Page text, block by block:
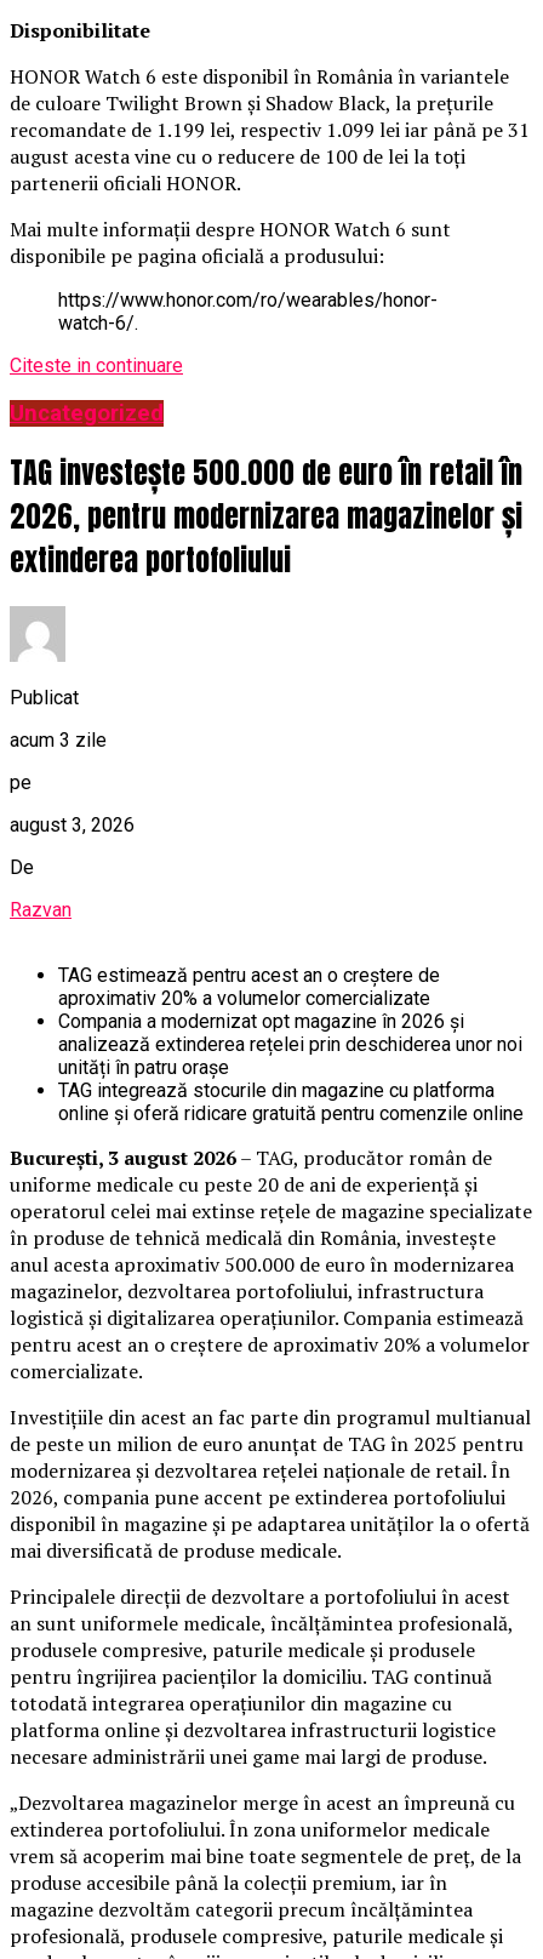
Disponibilitate
HONOR Watch 6 este disponibil în România în variantele
de culoare Twilight Brown și Shadow Black, la prețurile
recomandate de 1.199 lei, respectiv 1.099 lei iar până pe 31
august acesta vine cu o reducere de 100 de lei la toți
partenerii oficiali HONOR.
Mai multe informații despre HONOR Watch 6 sunt
disponibile pe pagina oficială a produsului:
https://www.honor.com/ro/wearables/honor-
watch-6/.
Citeste in continuare
Uncategorized
TAG investește 500.000 de euro în retail în
2026, pentru modernizarea magazinelor și
extinderea portofoliului
Publicat
acum 3 zile
pe
august 3, 2026
De
Razvan
TAG estimează pentru acest an o creștere de
aproximativ 20% a volumelor comercializate
Compania a modernizat opt magazine în 2026 și
analizează extinderea rețelei prin deschiderea unor noi
unități în patru orașe
TAG integrează stocurile din magazine cu platforma
online și oferă ridicare gratuită pentru comenzile online
București, 3 august 2026– TAG, producător român de
uniforme medicale cu peste 20 de ani de experiență și
operatorul celei mai extinse rețele de magazine specializate
în produse de tehnică medicală din România, investește
anul acesta aproximativ 500.000 de euro în modernizarea
magazinelor, dezvoltarea portofoliului, infrastructura
logistică și digitalizarea operațiunilor. Compania estimează
pentru acest an o creștere de aproximativ 20% a volumelor
comercializate.
Investițiile din acest an fac parte din programul multianual
de peste un milion de euro anunțat de TAG în 2025 pentru
modernizarea și dezvoltarea rețelei naționale de retail. În
2026, compania pune accent pe extinderea portofoliului
disponibil în magazine și pe adaptarea unităților la o ofertă
mai diversificată de produse medicale.
Principalele direcții de dezvoltare a portofoliului în acest
an sunt uniformele medicale, încălțămintea profesională,
produsele compresive, paturile medicale și produsele
pentru îngrijirea pacienților la domiciliu. TAG continuă
totodată integrarea operațiunilor din magazine cu
platforma online și dezvoltarea infrastructurii logistice
necesare administrării unei game mai largi de produse.
„Dezvoltarea magazinelor merge în acest an împreună cu
extinderea portofoliului. În zona uniformelor medicale
vrem să acoperim mai bine toate segmentele de preț, de la
produse accesibile până la colecții premium, iar în
magazine dezvoltăm categorii precum încălțămintea
profesională, produsele compresive, paturile medicale și